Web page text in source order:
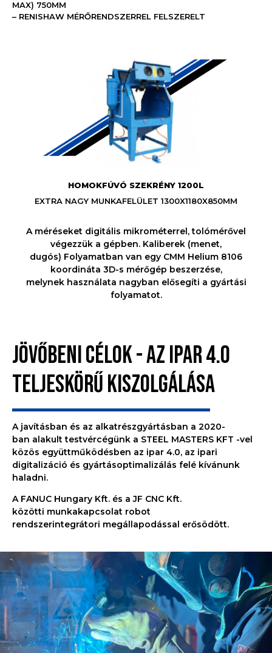
MAX) 750MM
– RENISHAW MÉRŐRENDSZERREL FELSZERELT
HOMOKFÚVÓ SZEKRÉNY 1200L
EXTRA NAGY MUNKAFELÜLET 1300X1180X850MM
A méréseket digitális mikrométerrel, tolómérővel
végezzük a gépben. Kaliberek (menet,
dugós) Folyamatban van egy CMM Helium 8106
koordináta 3D-s mérőgép beszerzése,
melynek használata nagyban elősegíti a gyártási
folyamatot.
JÖVŐBENI CÉLOK - AZ IPAR 4.0
TELJESKÖRŰ KISZOLGÁLÁSA
A javításban és az alkatrészgyártásban a 2020-
ban alakult testvércégünk a STEEL MASTERS KFT -vel
közös együttműködésben az ipar 4.0, az ipari
digitalizáció és gyártásoptimalizálás felé kívánunk
haladni.
A FANUC Hungary Kft. és a JF CNC Kft.
közötti munkakapcsolat robot
rendszerintegrátori megállapodással erősödött.